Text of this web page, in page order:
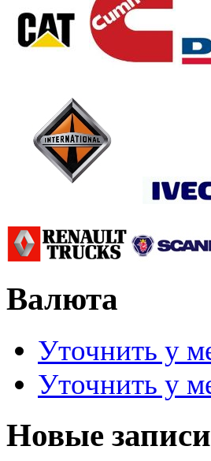
Валюта
Уточнить у
Уточнить у
Новые